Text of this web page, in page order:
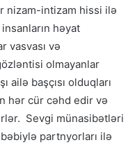
nizam-intizam hissi ilə
həyat
vasvası və
olmayanlar
ailə başçısı olduqları
hər cür cəhd edir və
Sevgi münasibətləri
partnyorları ilə